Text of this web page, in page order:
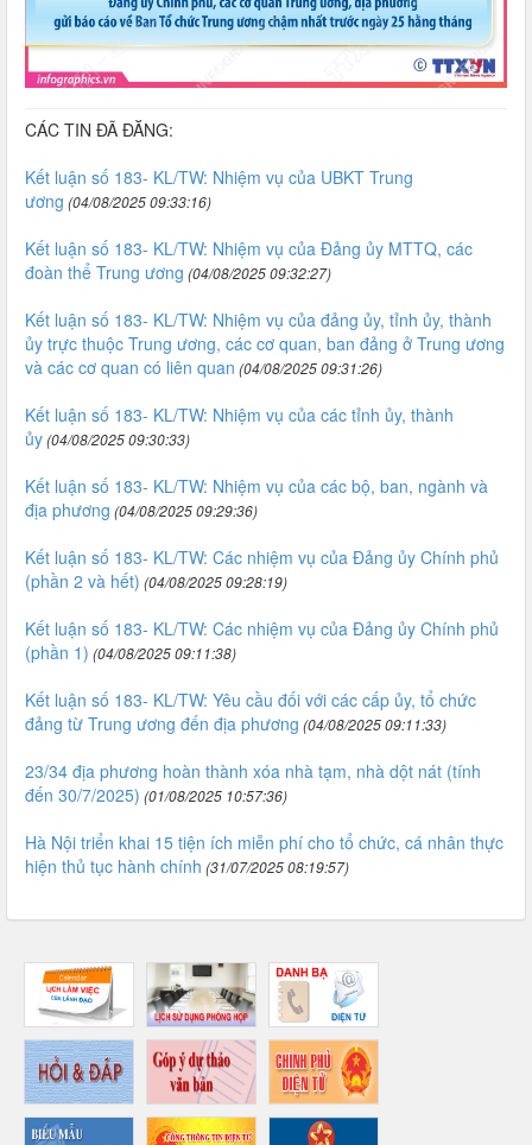
CÁC TIN ĐÃ ĐĂNG:
Kết luận số 183- KL/TW: Nhiệm vụ của UBKT Trung
ương (04/08/2025 09:33:16)
Kết luận số 183- KL/TW: Nhiệm vụ của Đảng ủy MTTQ, các
đoàn thể Trung ương (04/08/2025 09:32:27)
Kết luận số 183- KL/TW: Nhiệm vụ của đảng ủy, tỉnh ủy, thành
ủy trực thuộc Trung ương, các cơ quan, ban đảng ở Trung ương
và các cơ quan có liên quan (04/08/2025 09:31:26)
Kết luận số 183- KL/TW: Nhiệm vụ của các tỉnh ủy, thành
ủy(04/08/2025 09:30:33)
Kết luận số 183- KL/TW: Nhiệm vụ của các bộ, ban, ngành và
địa phương (04/08/2025 09:29:36)
Kết luận số 183- KL/TW: Các nhiệm vụ của Đảng ủy Chính phủ
(phần 2 và hết) (04/08/2025 09:28:19)
Kết luận số 183- KL/TW: Các nhiệm vụ của Đảng ủy Chính phủ
(phần 1) (04/08/2025 09:11:38)
Kết luận số 183- KL/TW: Yêu cầu đối với các cấp ủy, tổ chức
đảng từ Trung ương đến địa phương (04/08/2025 09:11:33)
23/34 địa phương hoàn thành xóa nhà tạm, nhà dột nát (tính
đến 30/7/2025) (01/08/2025 10:57:36)
Hà Nội triển khai 15 tiện ích miễn phí cho tổ chức, cá nhân thực
hiện thủ tục hành chính (31/07/2025 08:19:57)